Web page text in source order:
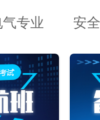
气专业 安